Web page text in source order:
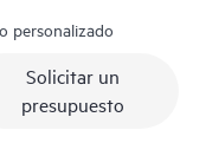
personalizado
Solicitar un
presupuesto